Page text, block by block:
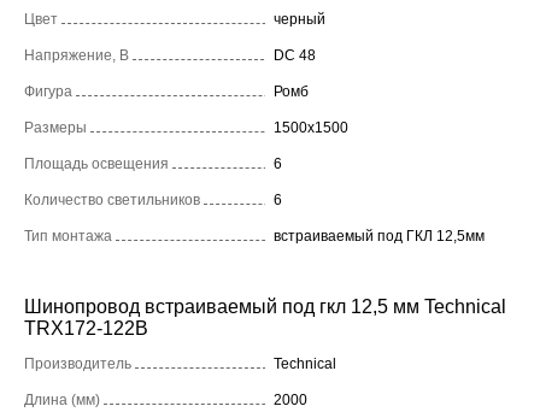
Цвет черный
Напряжение, В DC 48
Фигура Ромб
Размеры 1500x1500
Площадь освещения 6
Количество светильников 6
Тип монтажа встраиваемый под ГКЛ 12,5мм
Шинопровод встраиваемый под гкл 12,5 мм Technical
TRX172-122B
Производитель Technical
Длина (мм) 2000